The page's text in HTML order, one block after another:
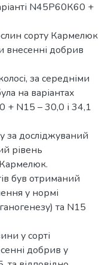
N45Р60К60 +
сорту Кармелюк
внесенні добрив
за середніми
на варіантах
N15 – 30,0 і 34,1
за досліджуваний
рівень
був отриманий
у нормі
та N15
у сорті
добрив у